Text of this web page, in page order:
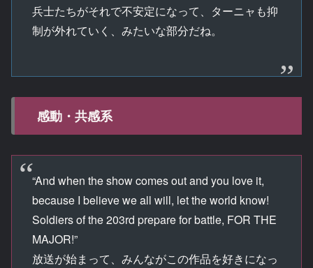
兵士たちがそれで不安定になって、ターニャも抑
制が外れていく、みたいな部分だね。
感動・共感系
“And when the show comes out and you love it,
because I believe we all will, let the world know!
Soldiers of the 203rd prepare for battle, FOR THE
MAJOR!”
放送が始まって、みんながこの作品を好きになっ